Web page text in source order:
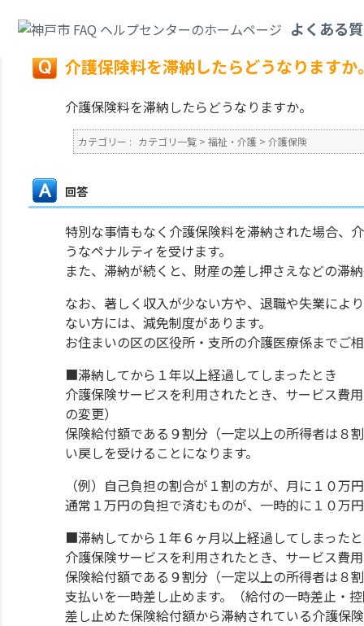
よくある
戻る
介護保険料を滞納したらどうなりますか
介護保険料を滞納したらどうなりますか。
カテゴリー : カテゴリ一覧 > 福祉・介護 > 介護保険
回答
特別な事情もなく介護保険料を滞納された場合、
うなペナルティを受けます。
また、滞納が続くと、財産の差し押さえなどの滞
なお、著しく収入が少ない方や、退職や失業によ
ない方には、減免制度があります。
お住まいの区の区役所・支所の介護医療係までご
■滞納してから１年以上経過してしまったとき
介護保険サービスを利用されたとき、サービス費
の変更）
保険給付額である９割分（一定以上の所得者は８
い戻しを受けることになります。
（例）自己負担の割合が１割の方が、月に１０万
通常１万円の負担で済むものが、一時的に１０万
■滞納してから１年６ヶ月以上経過してしまった
介護保険サービスを利用されたとき、サービス費
保険給付額である９割分（一定以上の所得者は８
支払いを一時差し止めます。（給付の一時差止・
差し止めた保険給付額から滞納されている介護保